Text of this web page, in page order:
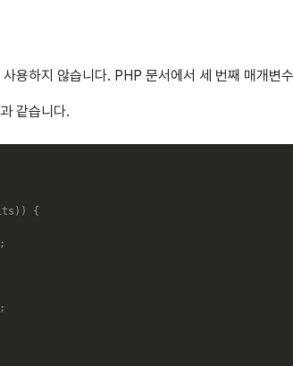
용하지 않습니다. PHP 문서에서 세 번째 매개변
같습니다.
) ) {
;
;